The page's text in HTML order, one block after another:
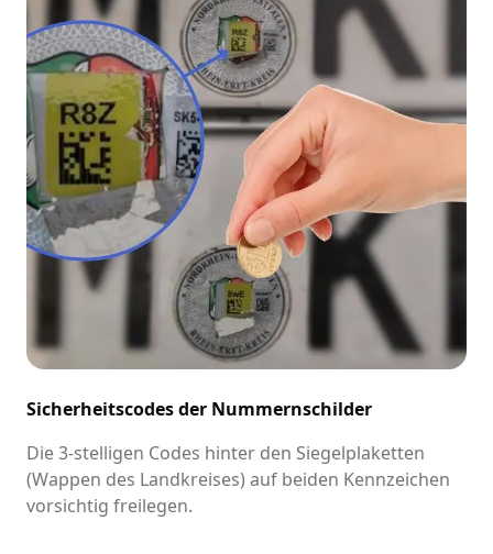
Sicherheitscodes der Nummernschilder
Die 3-stelligen Codes hinter den Siegelplaketten
(Wappen des Landkreises) auf beiden Kennzeichen
vorsichtig freilegen.